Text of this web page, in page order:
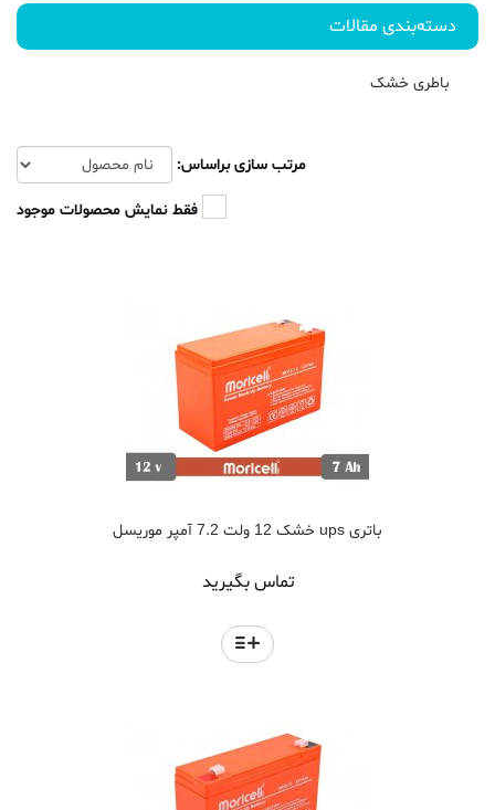
دسته‌بندی مقالات
باطری خشک
مرتب سازی براساس:
فقط نمایش محصولات موجود
باتری ups خشک 12 ولت 7.2 آمپر موریسل
تماس بگیرید